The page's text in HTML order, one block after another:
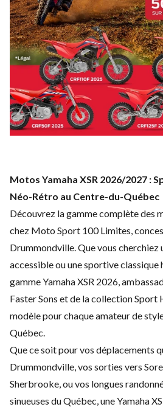
Motos Yamaha XSR 2026/2027 :
Néo-Rétro au Centre-du-Québec
Découvrez la gamme complète des
chez Moto Sport 100 Limites,
Drummondville. Que vous
accessible ou une sportive classique
gamme Yamaha XSR 2026,
Faster Sons et de la collection Sport
modèle pour chaque amateur de
Québec.
Que ce soit pour vos déplacements
Drummondville, vos sorties vers
Sherbrooke, ou vos longues
sinueuses du Québec, une Yamaha